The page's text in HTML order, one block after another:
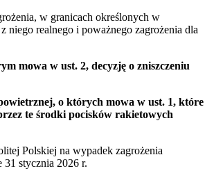
w granicach określonych w
niego realnego i poważnego zagrożenia dla
mowa w ust. 2, decyzję o zniszczeniu
o których mowa w ust. 1, które
te środki pocisków rakietowych
Polskiej na wypadek zagrożenia
31 stycznia 2026 r.